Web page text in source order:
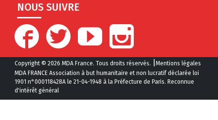
NOUS SUIVRE
Copyright © 2026 MDA France. Tous droits réservés.
Mentions légales
MDA FRANCE Association à but humanitaire et non lucratif déclarée loi
1901 n°000118428A le 21-04-1948 à la Préfecture de Paris. Reconnue
d'intérêt général